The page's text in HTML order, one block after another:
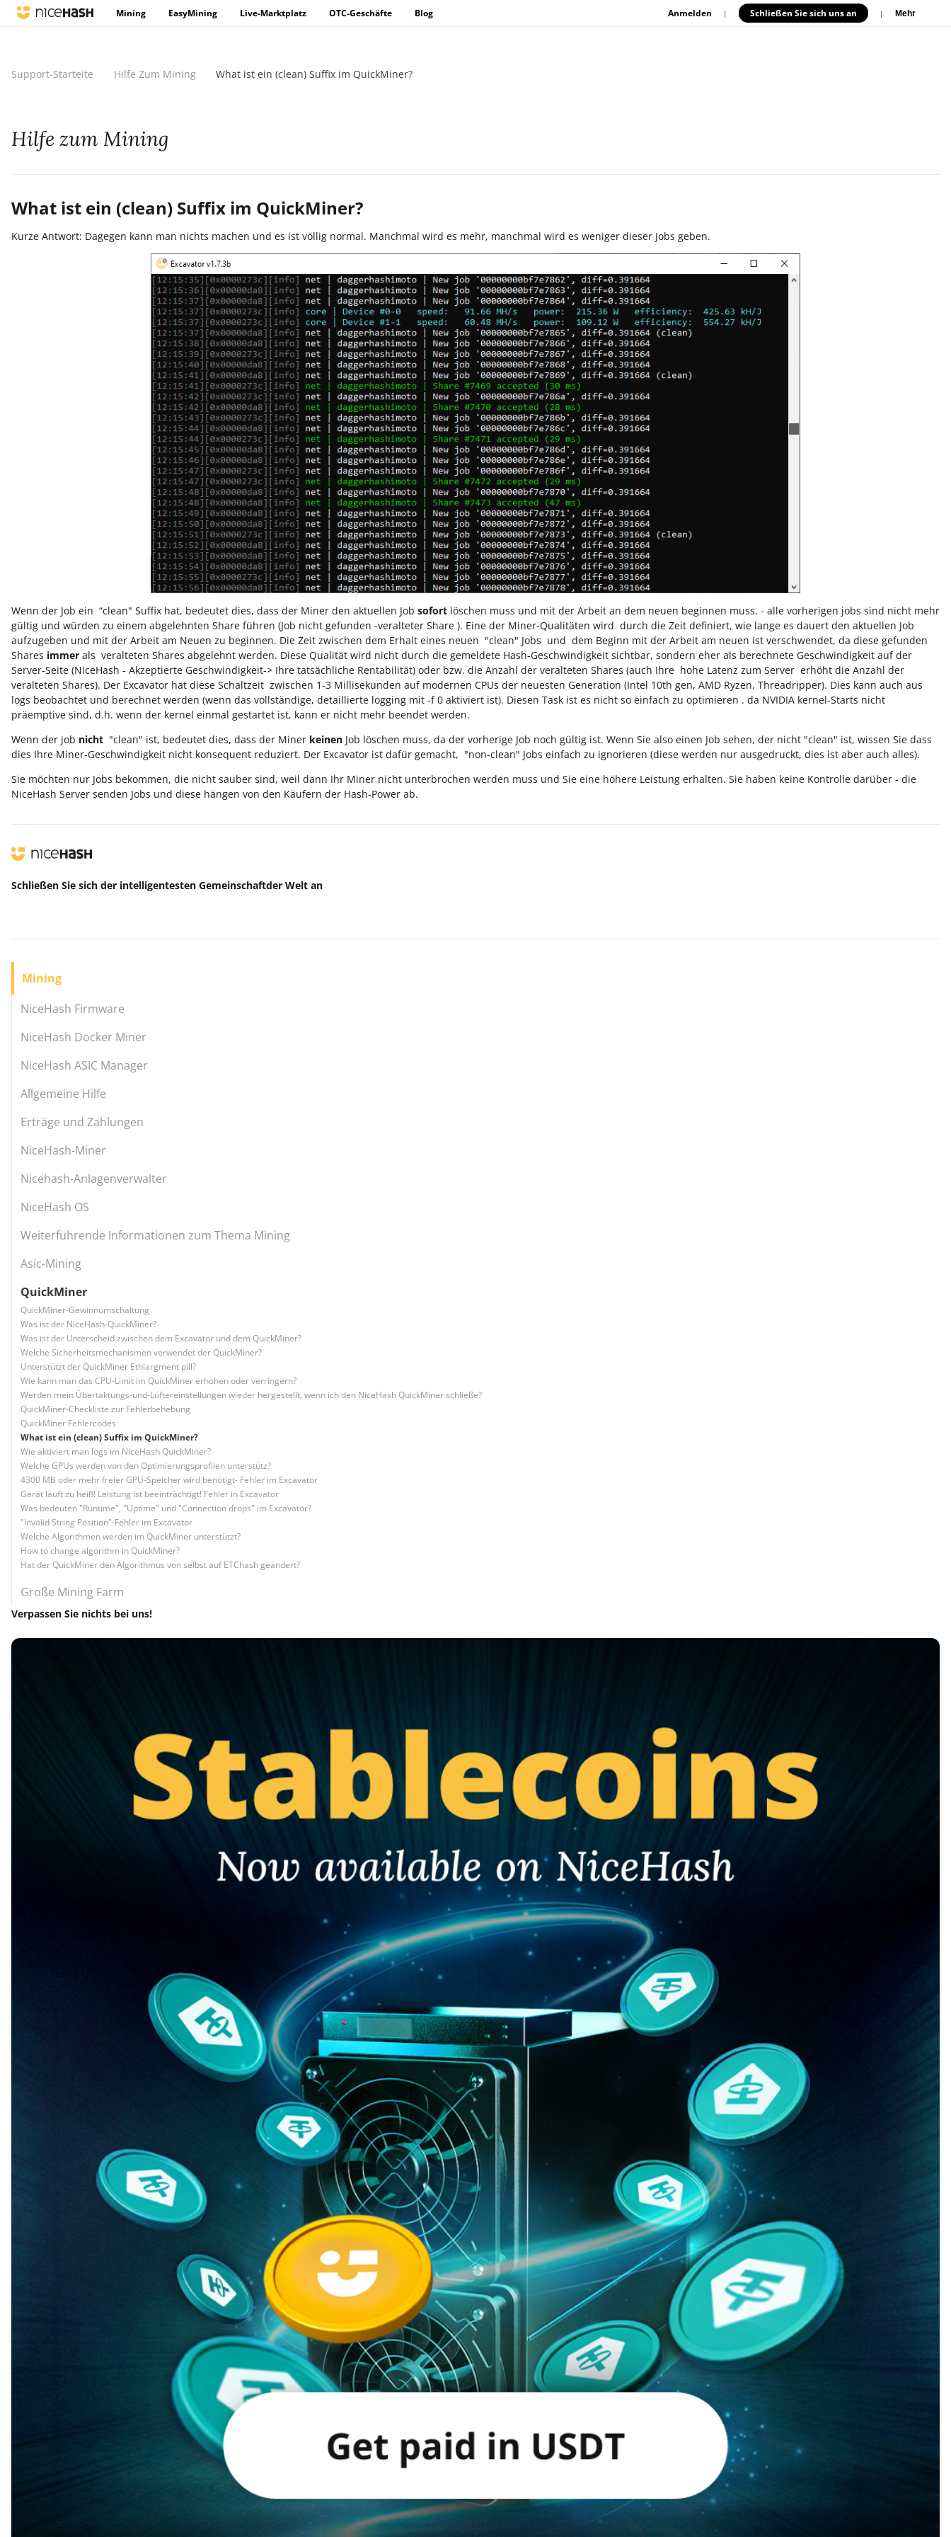
Mining EasyMining Live-Marktplatz OTC-Geschäfte Blog Anmelden | Schließen Sie sich uns an | Mehr
Support-Starteite Hilfe Zum Mining What ist ein (clean) Suffix im QuickMiner?
Hilfe zum Mining
What ist ein (clean) Suffix im QuickMiner?
Kurze Antwort: Dagegen kann man nichts machen und es ist völlig normal. Manchmal wird es mehr, manchmal wird es weniger dieser Jobs geben.
Wenn der Job ein “clean" Suffix hat, bedeutet dies, dass der Miner den aktuellen Job sofort löschen muss und mit der Arbeit an dem neuen beginnen muss. - alle vorherigen jobs sind nicht mehr
gültig und würden zu einem abgelehnten Share führen (Job nicht gefunden -veralteter Share ). Eine der Miner-Qualitäten wird durch die Zeit definiert, wie lange es dauert den aktuellen Job
aufzugeben und mit der Arbeit am Neuen zu beginnen. Die Zeit zwischen dem Erhalt eines neuen "clean" Jobs und dem Beginn mit der Arbeit am neuen ist verschwendet, da diese gefunden
Shares immer als veralteten Shares abgelehnt werden. Diese Qualität wird nicht durch die gemeldete Hash-Geschwindigkeit sichtbar, sondern eher als berechnete Geschwindigkeit auf der
Server-Seite (NiceHash - Akzeptierte Geschwindigkeit-> Ihre tatsächliche Rentabilität) oder bzw. die Anzahl der veralteten Shares (auch Ihre hohe Latenz zum Server erhöht die Anzahl der
veralteten Shares). Der Excavator hat diese Schaltzeit zwischen 1-3 Millisekunden auf modernen CPUs der neuesten Generation (Intel 10th gen, AMD Ryzen, Threadripper). Dies kann auch aus
logs beobachtet und berechnet werden (wenn das vollständige, detaillierte logging mit -f 0 aktiviert ist). Diesen Task ist es nicht so einfach zu optimieren . da NVIDIA kernel-Starts nicht
präemptive sind, d.h. wenn der kernel einmal gestartet ist, kann er nicht mehr beendet werden.
Wenn der job nicht "clean" ist, bedeutet dies, dass der Miner keinen Job löschen muss, da der vorherige Job noch gültig ist. Wenn Sie also einen Job sehen, der nicht "clean" ist, wissen Sie dass
dies Ihre Miner-Geschwindigkeit nicht konsequent reduziert. Der Excavator ist dafür gemacht, "non-clean" Jobs einfach zu ignorieren (diese werden nur ausgedruckt, dies ist aber auch alles).
Sie möchten nur Jobs bekommen, die nicht sauber sind, weil dann Ihr Miner nicht unterbrochen werden muss und Sie eine höhere Leistung erhalten. Sie haben keine Kontrolle darüber - die
NiceHash Server senden Jobs und diese hängen von den Käufern der Hash-Power ab.
Schließen Sie sich der intelligentesten Gemeinschaftder Welt an
Mining
NiceHash Firmware
NiceHash Docker Miner
NiceHash ASIC Manager
Allgemeine Hilfe
Erträge und Zahlungen
NiceHash-Miner
Nicehash-Anlagenverwalter
NiceHash OS
Weiterführende Informationen zum Thema Mining
Asic-Mining
QuickMiner
QuickMiner-Gewinnumschaltung
Was ist der NiceHash-QuickMiner?
Was ist der Unterscheid zwischen dem Excavator und dem QuickMiner?
Welche Sicherheitsmechanismen verwendet der QuickMiner?
Unterstützt der QuickMiner Ethlargment pill?
Wie kann man das CPU-Limit im QuickMiner erhöhen oder verringern?
Werden mein Übertaktungs-und-Lüftereinstellungen wieder hergestellt, wenn ich den NiceHash QuickMiner schließe?
QuickMiner-Checkliste zur Fehlerbehebung
QuickMiner Fehlercodes
What ist ein (clean) Suffix im QuickMiner?
Wie aktiviert man logs im NiceHash QuickMiner?
Welche GPUs werden von den Optimierungsprofilen unterstütz?
4300 MB oder mehr freier GPU-Speicher wird benötigt- Fehler im Excavator
Gerät läuft zu heiß! Leistung ist beeinträchtigt! Fehler in Excavator
Was bedeuten "Runtime", "Uptime" und "Connection drops" im Excavator?
"Invalid String Position"-Fehler im Excavator
Welche Algorithmen werden im QuickMiner unterstützt?
How to change algorithm in QuickMiner?
Hat der QuickMiner den Algorithmus von selbst auf ETChash geändert?
Große Mining Farm
Verpassen Sie nichts bei uns!